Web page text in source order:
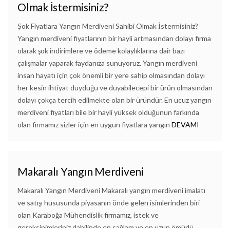
Olmak İstermisiniz?
Şok Fiyatlara Yangın Merdiveni Sahibi Olmak İstermisiniz?
Yangın merdiveni fiyatlarının bir hayli artmasından dolayı firma
olarak şok indirimlere ve ödeme kolaylıklarına dair bazı
çalışmalar yaparak faydanıza sunuyoruz. Yangın merdiveni
insan hayatı için çok önemli bir yere sahip olmasından dolayı
her kesin ihtiyat duyduğu ve duyabilecepi bir ürün olmasından
dolayı çokça tercih edilmekte olan bir üründür. En ucuz yangın
merdiveni fiyatları bile bir hayli yüksek olduğunun farkında
olan firmamız sizler için en uygun fiyatlara yangın DEVAMI
Makaralı Yangın Merdiveni
Makaralı Yangın Merdiveni Makaralı yangın merdiveni imalatı
ve satışı hususunda piyasanın önde gelen isimlerinden biri
olan Karaboğa Mühendislik firmamız, istek ve